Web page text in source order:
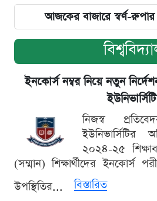
আজকের বাজারে স্বর্ণ-
ইনকোর্স নম্বর নিয়ে নতুন
ইউনিভার্সিটি
নিজস্ব
২০২৪-২৫
(সম্মান) শিক্ষার্থীদের ইনকোর্স
উপস্থিতির...
বিস্তারিত